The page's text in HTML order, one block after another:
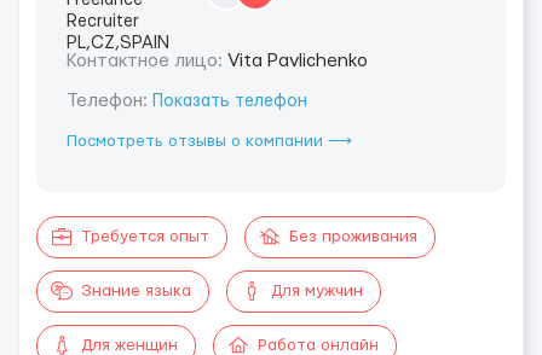
Контактное лицо: Vita Pavlichenko
Телефон: Показать телефон
Посмотреть отзывы о компании ⟶
Требуется опыт Без проживания
Знание языка Для мужчин
Для женщин Работа онлайн